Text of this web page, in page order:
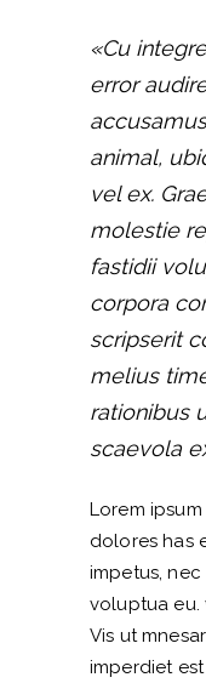
«Cu
error
animal,
vel ex.
molestie
fastidii
corpora
scripserit
melius
rationibus
scaevola
Lorem
dolores has
impetus,
voluptua eu.
Vis ut
imperdiet